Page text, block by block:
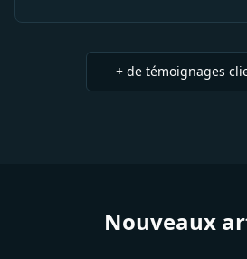
+ de témoignages
Nouveaux